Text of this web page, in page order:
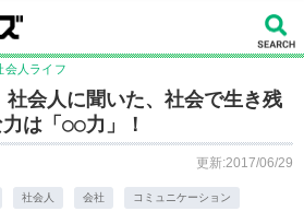
会人ライフ
会人に聞いた、社会で生き残
は「○○力」！
更新:2017/06/29
社会人 会社 コミュニケーション